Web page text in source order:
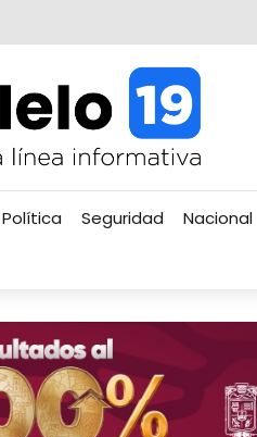
Política Seguridad Nacional